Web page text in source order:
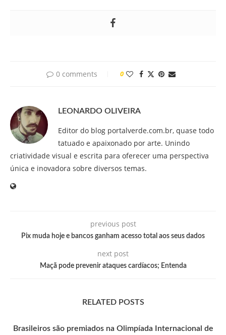
0 comments 0
LEONARDO OLIVEIRA
Editor do blog portalverde.com.br, quase todo
tatuado e apaixonado por arte. Unindo
criatividade visual e escrita para oferecer uma perspectiva
única e inovadora sobre diversos temas.
previous post
Pix muda hoje e bancos ganham acesso total aos seus dados
next post
Maçã pode prevenir ataques cardíacos; Entenda
RELATED POSTS
Brasileiros são premiados na Olimpíada Internacional de